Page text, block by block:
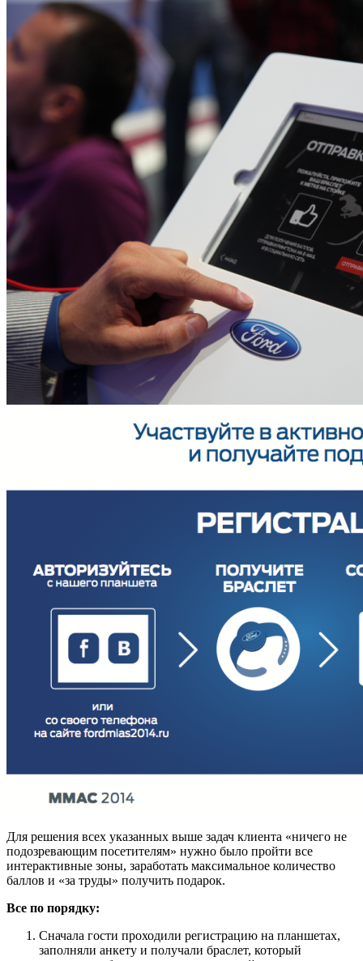
Для решения всех указанных выше задач клиента «ничего не
подозревающим посетителям» нужно было пройти все
интерактивные зоны, заработать максимальное количество
баллов и «за труды» получить подарок.
Все по порядку:
Сначала гости проходили регистрацию на планшетах,
заполняли анкету и получали браслет, который